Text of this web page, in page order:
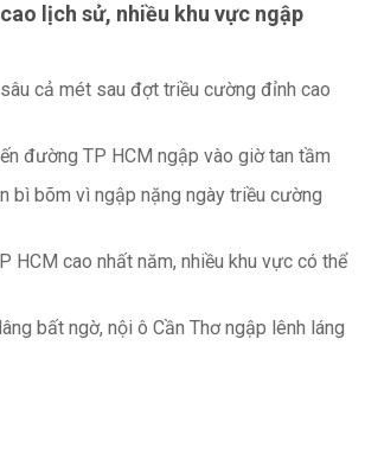
lịch sử, nhiều khu vực ngập
cả mét sau đợt triều cường đỉnh cao
đường TP HCM ngập vào giờ tan tầm
bì bõm vì ngập nặng ngày triều cường
HCM cao nhất năm, nhiều khu vực có thể
bất ngờ, nội ô Cần Thơ ngập lênh láng